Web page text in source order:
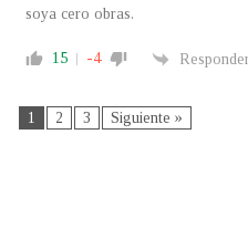
soya cero obras.
15 -4
1 2 3 Siguiente »